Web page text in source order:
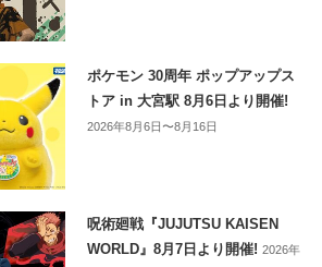
ポケモン 30周年 ポップアップス
トア in 大宮駅 8月6日より開催!
2026年8月6日〜8月16日
呪術廻戦『JUJUTSU KAISEN
WORLD』8月7日より開催!2026年